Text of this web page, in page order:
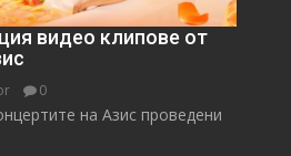
видео клипове от
0
на Азис проведени